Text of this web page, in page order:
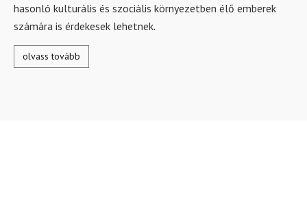
hasonló kulturális és szociális környezetben élő emberek
számára is érdekesek lehetnek.
olvass tovább